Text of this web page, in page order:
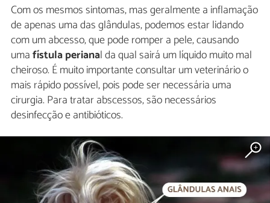
Com os mesmos sintomas, mas geralmente a inflamação
de apenas uma das glândulas, podemos estar lidando
com um abcesso, que pode romper a pele, causando
umafístula perianal da qual sairá um líquido muito mal
cheiroso. É muito importante consultar um veterinário o
mais rápido possível, pois pode ser necessária uma
cirurgia. Para tratar abscessos, são necessários
desinfecção e antibióticos.